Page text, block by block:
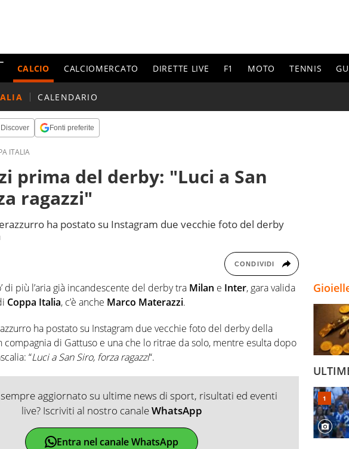
CALCIO CALCIOMERCATO DIRETTE LIVE F1 MOTO TENNIS
CALENDARIO
Fonti preferite
ITALIA
prima del derby: "Luci a San
ragazzi"
ha postato su Instagram due vecchie foto del derby
CONDIVIDI
di più l’aria già incandescente del derby tra Milan e Inter, gara valida
Coppa Italia, c’è anche Marco Materazzi.
ha postato su Instagram due vecchie foto del derby della
compagnia di Gattuso e una che lo ritrae da solo, mentre esulta dopo
“Luci a San Siro, forza ragazzi“.
aggiornato su ultime news di sport, risultati ed eventi
live? Iscriviti al nostro canaleWhatsApp
Entra nel canale WhatsApp